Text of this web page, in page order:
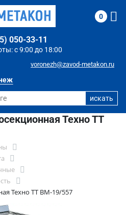
с 9:00 до 18:00
050-33-11
voronezh@zavod-metakon.ru
0
Техно ТТ
Техно ТТ ВМ-19/557